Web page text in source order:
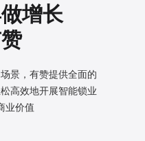
增长
景，有赞提供全面的
高效地开展智能锁业
业价值